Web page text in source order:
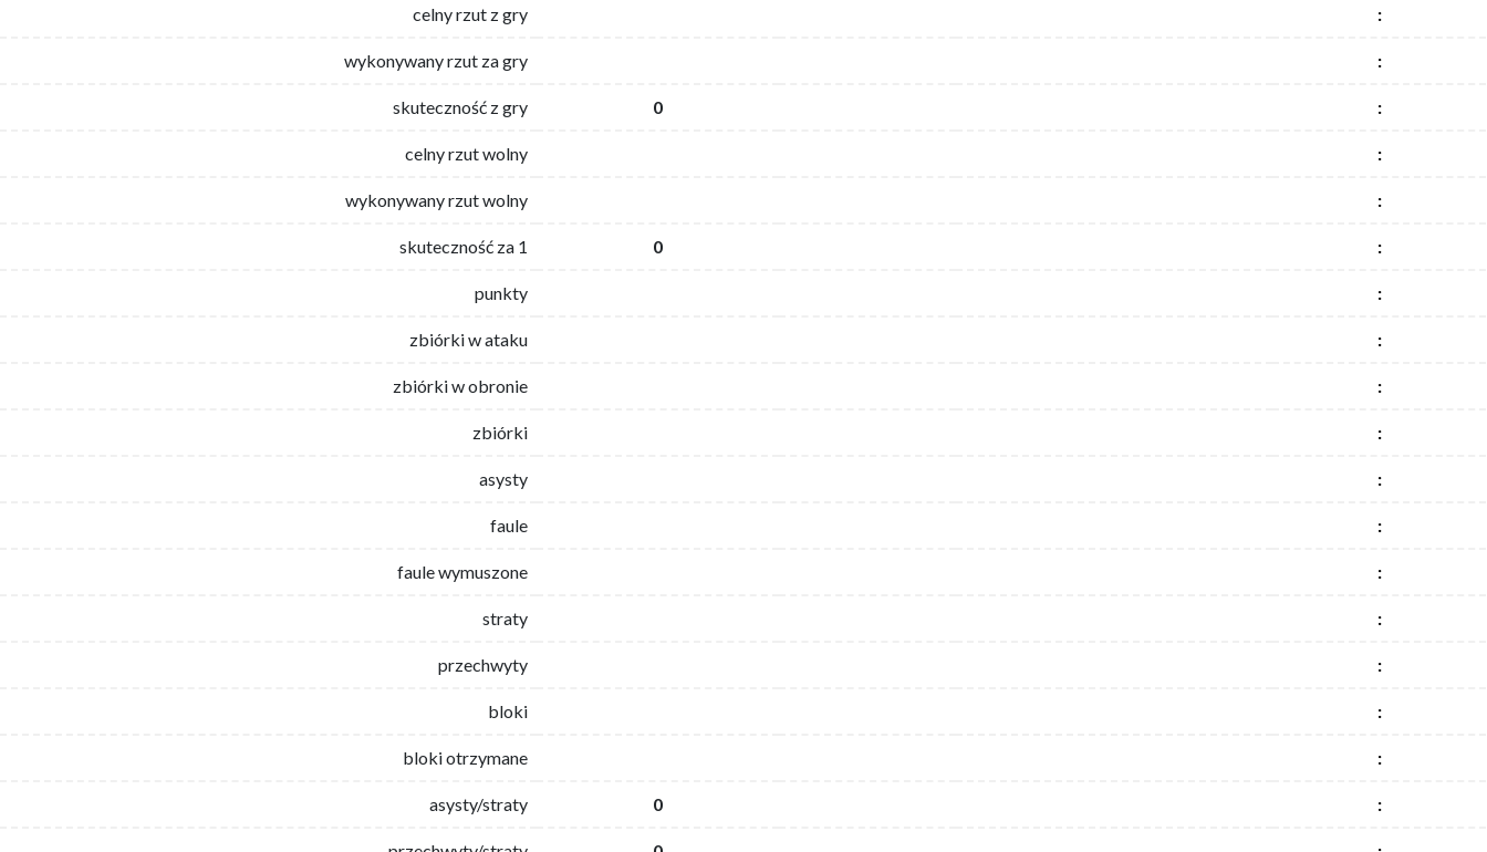
celny rzut z gry :
wykonywany rzut za gry :
skuteczność z gry 0 :
celny rzut wolny :
wykonywany rzut wolny :
skuteczność za 1 0 :
punkty :
zbiórki w ataku :
zbiórki w obronie :
zbiórki :
asysty :
faule :
faule wymuszone :
straty :
przechwyty :
bloki :
bloki otrzymane :
asysty/straty 0 :